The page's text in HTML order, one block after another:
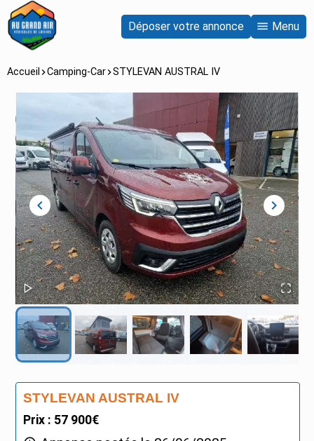
Déposer votre annonce Menu
Accueil Camping-Car STYLEVAN AUSTRAL IV
chevron_left chevron_right
STYLEVAN AUSTRAL IV
Prix : 57 900€